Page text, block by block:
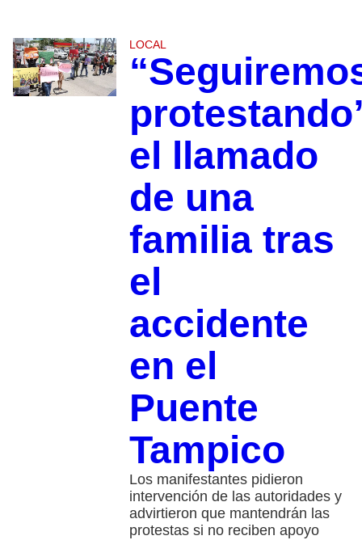
LOCAL
el llamado
de una
familia tras
el
accidente
en el
Puente
Tampico
Los manifestantes pidieron
intervención de las autoridades y
advirtieron que mantendrán las
protestas si no reciben apoyo